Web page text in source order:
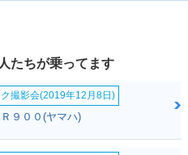
たちが乗ってます
撮影会(2019年12月8日)
９００(ヤマハ)